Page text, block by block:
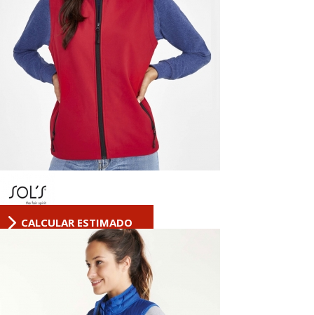
CALCULAR ESTIMADO